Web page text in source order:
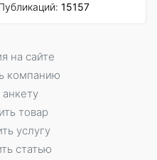
15157
на сайте
компанию
товар
услугу
статью